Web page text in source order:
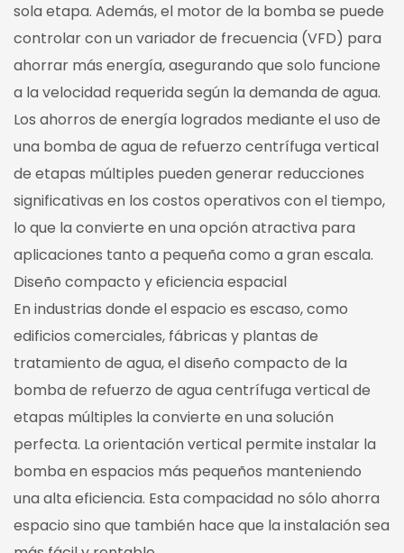
sola etapa. Además, el motor de la bomba se puede
controlar con un variador de frecuencia (VFD) para
ahorrar más energía, asegurando que solo funcione
a la velocidad requerida según la demanda de agua.
Los ahorros de energía logrados mediante el uso de
una bomba de agua de refuerzo centrífuga vertical
de etapas múltiples pueden generar reducciones
significativas en los costos operativos con el tiempo,
lo que la convierte en una opción atractiva para
aplicaciones tanto a pequeña como a gran escala.
Diseño compacto y eficiencia espacial
En industrias donde el espacio es escaso, como
edificios comerciales, fábricas y plantas de
tratamiento de agua, el diseño compacto de la
bomba de refuerzo de agua centrífuga vertical de
etapas múltiples la convierte en una solución
perfecta. La orientación vertical permite instalar la
bomba en espacios más pequeños manteniendo
una alta eficiencia. Esta compacidad no sólo ahorra
espacio sino que también hace que la instalación sea